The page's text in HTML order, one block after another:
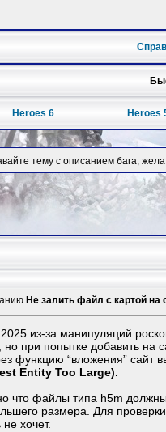
Heroes 6 Heroes
тему с описанием бага,
Не залить файл с картой на
из-за манипуляций
но при попытке добавить на
функцию “вложения”
Entity Too Large).
что файлы типа h5m
размера. Для
хочет.